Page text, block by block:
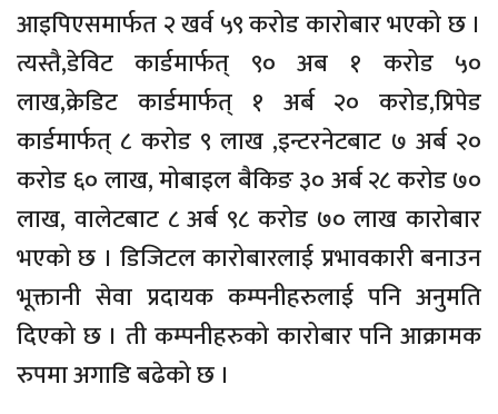
आइपिएसमार्फत २ खर्व ५९ करोड कारोबार भएको छ ।
त्यस्तै,डेविट कार्डमार्फत् ९० अब १ करोड ५०
लाख,क्रेडिट कार्डमार्फत् १ अर्ब २० करोड,प्रिपेड
कार्डमार्फत् ८ करोड ९ लाख ,इन्टरनेटबाट ७ अर्ब २०
करोड ६० लाख, मोबाइल बैकिङ ३० अर्ब २८ करोड ७०
लाख, वालेटबाट ८ अर्ब ९८ करोड ७० लाख कारोबार
भएको छ । डिजिटल कारोबारलाई प्रभावकारी बनाउन
भूक्तानी सेवा प्रदायक कम्पनीहरुलाई पनि अनुमति
दिएको छ । ती कम्पनीहरुको कारोबार पनि आक्रामक
रुपमा अगाडि बढेको छ ।